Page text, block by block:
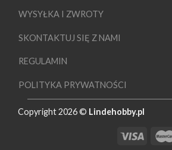
WYSYŁKA I ZWROTY
SKONTAKTUJ SIĘ Z NAMI
REGULAMIN
POLITYKA PRYWATNOŚCI
Copyright 2026 © Lindehobby.pl